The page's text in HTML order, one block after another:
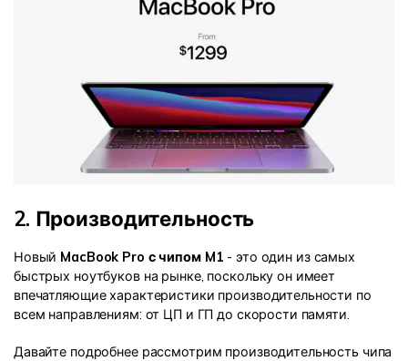
2. Производительность
Новый MacBook Pro с чипом M1 - это один из самых
быстрых ноутбуков на рынке, поскольку он имеет
впечатляющие характеристики производительности по
всем направлениям: от ЦП и ГП до скорости памяти.
Давайте подробнее рассмотрим производительность чипа